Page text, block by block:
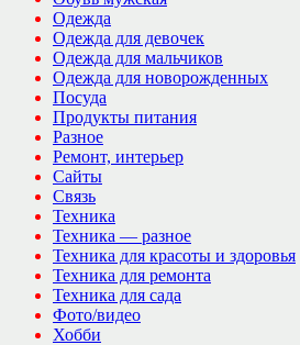
Одежда
Одежда для девочек
Одежда для мальчиков
Одежда для новорожденных
Посуда
Продукты питания
Разное
Ремонт, интерьер
Сайты
Связь
Техника
Техника — разное
Техника для красоты и здоровья
Техника для ремонта
Техника для сада
Фото/видео
Хобби